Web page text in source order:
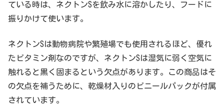
ている時は、ネクトンSを飲み水に溶かしたり、フードに
振りかけて使います。
ネクトンSは動物病院や繁殖場でも使用されるほど、優れ
たビタミン剤なのですが、ネクトンSは湿気に弱く空気に
触れると黒く固まるという欠点があります。この商品はそ
の欠点を補うために、乾燥材入りのビニールパックが付属
されています。